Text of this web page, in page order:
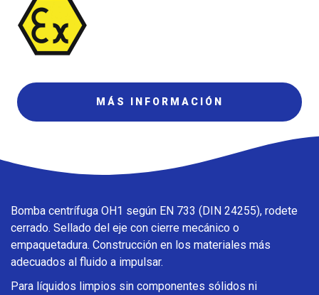
MÁS INFORMACIÓN
Bomba centrífuga OH1 según EN 733 (DIN 24255), rodete
cerrado. Sellado del eje con cierre mecánico o
empaquetadura. Construcción en los materiales más
adecuados al fluido a impulsar.
Para líquidos limpios sin componentes sólidos ni